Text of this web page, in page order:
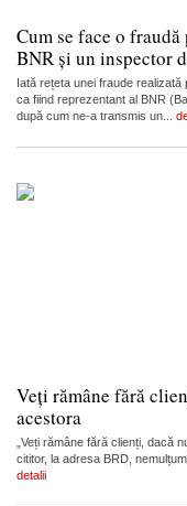
Cum se face o
BNR și un inspector
Iată rețeta unei fraude
ca fiind reprezentant al BNR
după cum ne-a transmis un...
Veți rămâne fără
acestora
„Veți rămâne fără clienți, dacă
cititor, la adresa BRD,
detalii